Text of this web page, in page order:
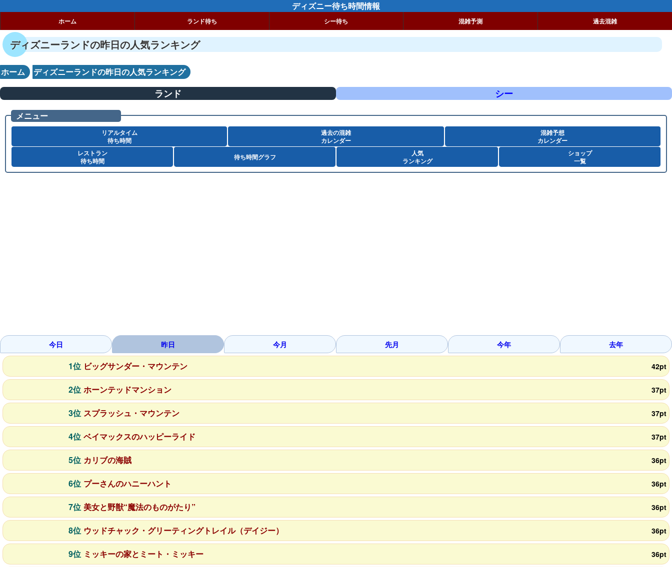
ディズニー待ち時間情報
ホーム ランド待ち シー待ち 混雑予測 過去混雑
ディズニーランドの昨日の人気ランキング
ホーム ディズニーランドの昨日の人気ランキング
ランド シー
メニュー
リアルタイム
待ち時間
過去の混雑
カレンダー
混雑予想
カレンダー
レストラン
待ち時間
待ち時間グラフ
人気
ランキング
ショップ
一覧
今日 昨日 今月 先月 今年 去年
1位 ビッグサンダー・マウンテン 42pt
2位 ホーンテッドマンション 37pt
3位 スプラッシュ・マウンテン 37pt
4位 ベイマックスのハッピーライド 37pt
5位 カリブの海賊 36pt
6位 プーさんのハニーハント 36pt
7位 美女と野獣“魔法のものがたり” 36pt
8位 ウッドチャック・グリーティングトレイル（デイジー） 36pt
9位 ミッキーの家とミート・ミッキー 36pt